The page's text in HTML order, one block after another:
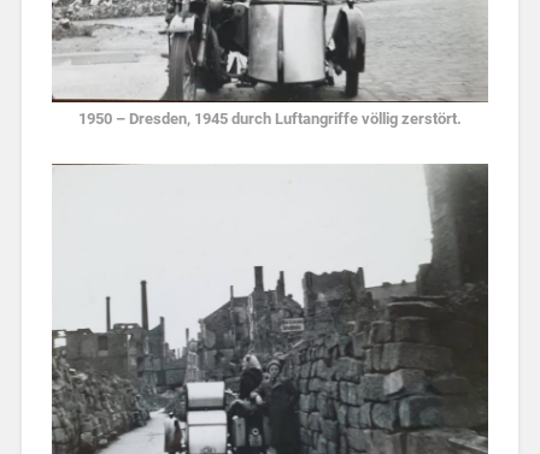
1950 – Dresden, 1945 durch Luftangriffe völlig zerstört.